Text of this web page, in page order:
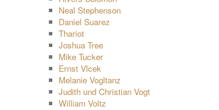
Neal Stephenson
Daniel Suarez
Thariot
Joshua Tree
Mike Tucker
Ernst Vlcek
Melanie Vogltanz
Judith und Christian Vogt
William Voltz